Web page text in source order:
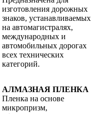
изготовления дорожных
знаков, устанавливаемых
на автомагистралях,
международных и
автомобильных дорогах
всех технических
категорий.
АЛМАЗНАЯ ПЛЕНКА
Пленка на основе
микропризм,